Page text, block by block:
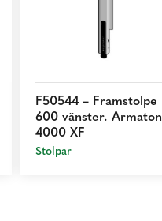
F50544 – Framstolpe
600 vänster. Armaton
4000 XF
Stolpar